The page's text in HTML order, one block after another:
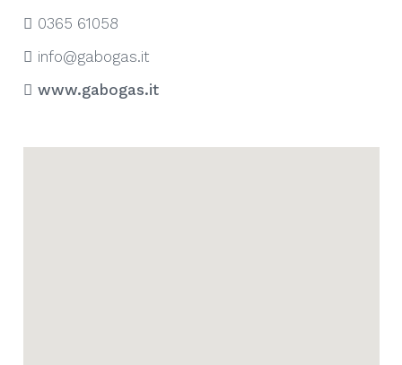
0365 61058
info@gabogas.it
www.gabogas.it